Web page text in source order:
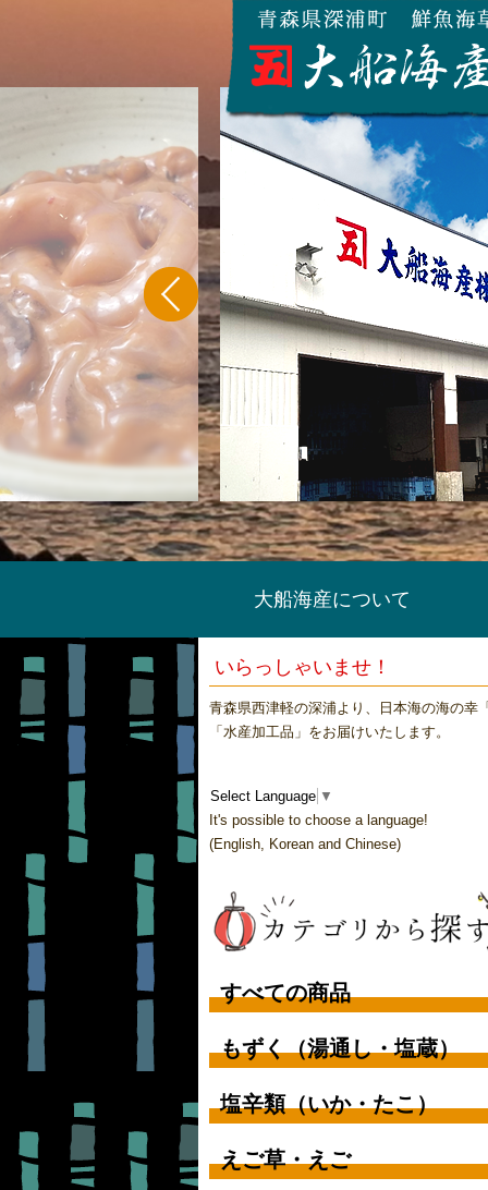
大船海産について
いらっしゃいませ！
青森県西津軽の深浦より、日本海の海の幸
「水産加工品」をお届けいたします。
Select Language ▼
It's possible to choose a language!
(English, Korean and Chinese)
すべての商品
もずく（湯通し・塩蔵）
塩辛類（いか・たこ）
えご草・えご